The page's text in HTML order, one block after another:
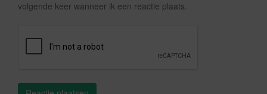
volgende keer wanneer ik een reactie plaats.